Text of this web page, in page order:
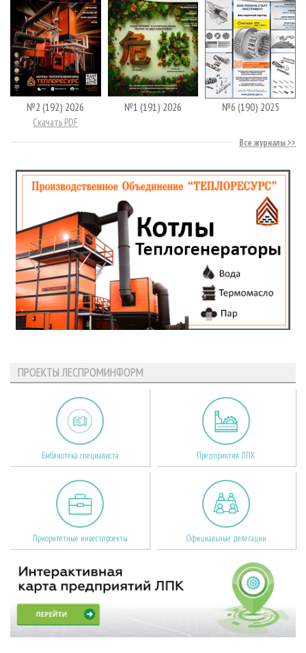
№2 (192) 2026
Скачать PDF
№1 (191) 2026 №6 (190) 2025
Все журналы
ПРОЕКТЫ ЛЕСПРОМИНФОРМ
Библиотека специалиста Предприятия ЛПК
Приоритетные инвестпроекты Официальные делегации